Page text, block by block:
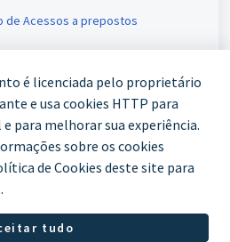
de Acessos a prepostos
(61) 3772-7800
é licenciada pelo proprietário
e usa cookies HTTP para
para melhorar sua experiência.
sobre os cookies
de Cookies deste site para
tudo